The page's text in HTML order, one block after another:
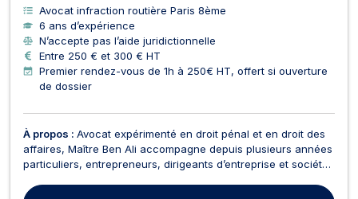
Avocat infraction routière Paris 8ème
6 ans d’expérience
N’accepte pas l’aide juridictionnelle
Entre 250 € et 300 € HT
Premier rendez-vous de 1h à 250€ HT, offert si ouverture
de dossier
À propos : Avocat expérimenté en droit pénal et en droit des
affaires, Maître Ben Ali accompagne depuis plusieurs années
particuliers, entrepreneurs, dirigeants d’entreprise et sociétés
sensibles ou urgentes. Avocat polyvalent, il intervient aussi